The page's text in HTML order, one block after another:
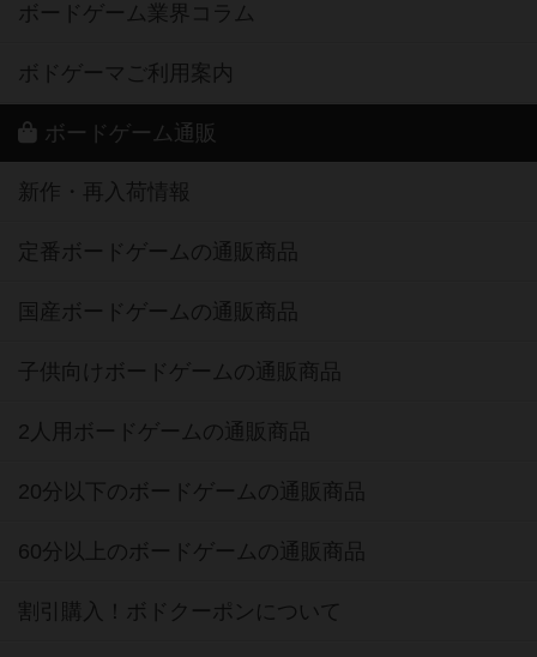
ボードゲーム業界コラム
ボドゲーマご利用案内
ボードゲーム通販
新作・再入荷情報
定番ボードゲームの通販商品
国産ボードゲームの通販商品
子供向けボードゲームの通販商品
2人用ボードゲームの通販商品
20分以下のボードゲームの通販商品
60分以上のボードゲームの通販商品
割引購入！ボドクーポンについて